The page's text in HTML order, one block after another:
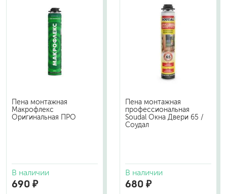
Пена монтажная
Макрофлекс
Оригинальная ПРО
В наличии
690 ₽
Пена монтажная
профессиональная
Soudal Окна Двери 65 /
Соудал
В наличии
680 ₽